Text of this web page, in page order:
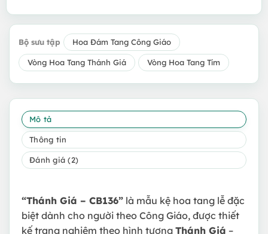
Bộ sưu tập Hoa Đám Tang Công Giáo
Vòng Hoa Tang Thánh Giá Vòng Hoa Tang Tím
Mô tả
Thông tin
Đánh giá (2)
“Thánh Giá – CB136” là mẫu kệ hoa tang lễ đặc
biệt dành cho người theo Công Giáo, được thiết
kế trang nghiêm theo hình tượng Thánh Giá –